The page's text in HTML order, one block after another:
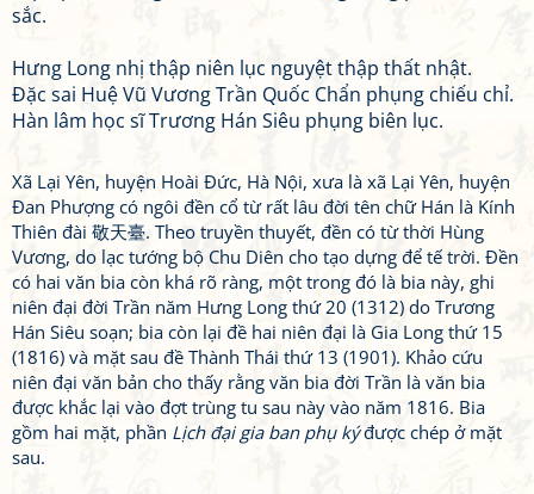
sắc.
Hưng Long nhị thập niên lục nguyệt thập thất nhật.
Đặc sai Huệ Vũ Vương Trần Quốc Chẩn phụng chiếu chỉ.
Hàn lâm học sĩ Trương Hán Siêu phụng biên lục.
Xã Lại Yên, huyện Hoài Đức, Hà Nội, xưa là xã Lại Yên, huyện
Đan Phượng có ngôi đền cổ từ rất lâu đời tên chữ Hán là Kính
Thiên đài 敬天臺. Theo truyền thuyết, đền có từ thời Hùng
Vương, do lạc tướng bộ Chu Diên cho tạo dựng để tế trời. Đền
có hai văn bia còn khá rõ ràng, một trong đó là bia này, ghi
niên đại đời Trần năm Hưng Long thứ 20 (1312) do Trương
Hán Siêu soạn; bia còn lại đề hai niên đại là Gia Long thứ 15
(1816) và mặt sau đề Thành Thái thứ 13 (1901). Khảo cứu
niên đại văn bản cho thấy rằng văn bia đời Trần là văn bia
được khắc lại vào đợt trùng tu sau này vào năm 1816. Bia
gồm hai mặt, phần Lịch đại gia ban phụ kýđược chép ở mặt
sau.